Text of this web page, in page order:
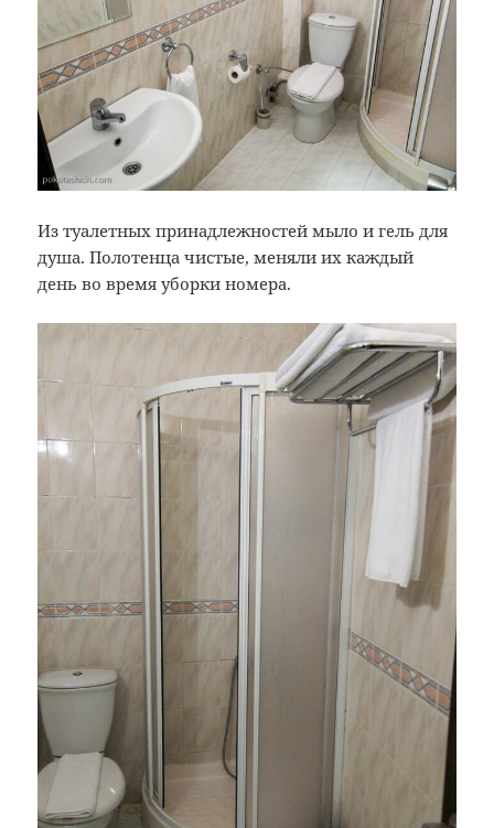
Из туалетных принадлежностей мыло и гель для
душа. Полотенца чистые, меняли их каждый
день во время уборки номера.